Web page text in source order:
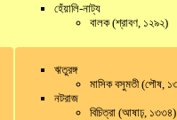
হেঁয়ালি-নাট্য
বালক (শ্রাবণ, ১২৯২)
ঋতুরঙ্গ
মাসিক বসুমতী (পৌষ,
নটরাজ
বিচিত্রা (আষাঢ়, ১৩৩৪)